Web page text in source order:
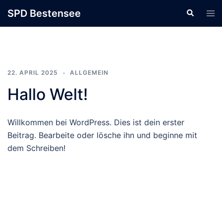
SPD Bestensee
22. APRIL 2025 ALLGEMEIN
Hallo Welt!
Willkommen bei WordPress. Dies ist dein erster
Beitrag. Bearbeite oder lösche ihn und beginne mit
dem Schreiben!